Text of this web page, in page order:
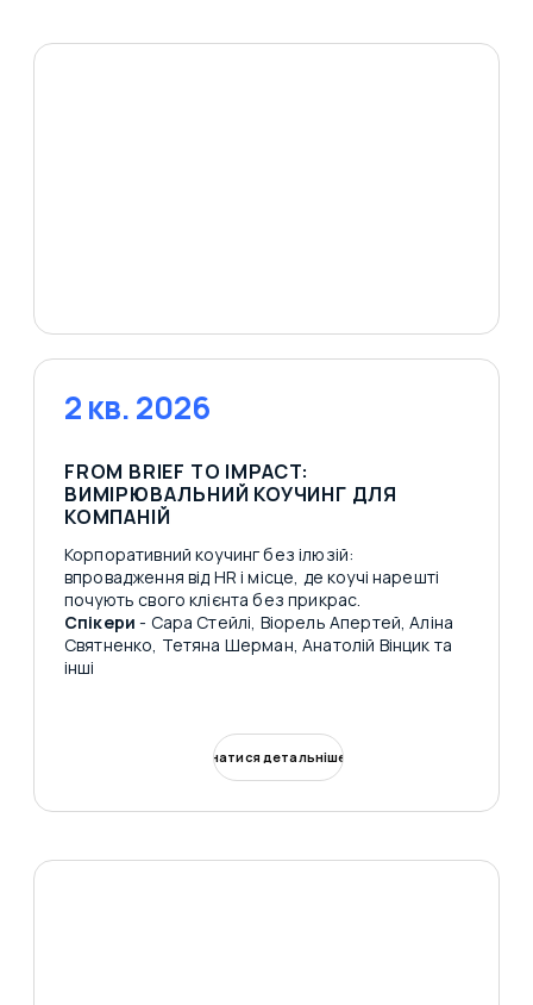
2 кв. 2026
FROM BRIEF TO IMPACT:
ВИМІРЮВАЛЬНИЙ КОУЧИНГ ДЛЯ
КОМПАНІЙ
Корпоративний коучинг без ілюзій:
впровадження від HR і місце, де коучі нарешті
почують свого клієнта без прикрас.
Спікери - Сара Стейлі, Віорель Апертей, Аліна
Святненко, Тетяна Шерман, Анатолій Вінцик та
інші
Дізнатися детальніше